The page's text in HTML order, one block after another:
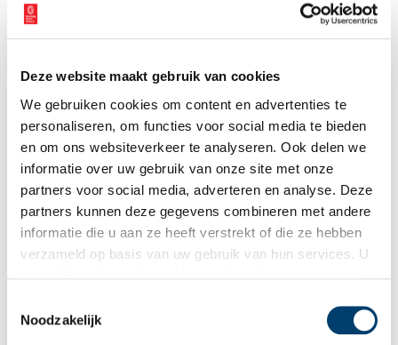
Deze website maakt gebruik van cookies
We gebruiken cookies om content en advertenties te
personaliseren, om functies voor social media te bieden
en om ons websiteverkeer te analyseren. Ook delen we
informatie over uw gebruik van onze site met onze
partners voor social media, adverteren en analyse. Deze
partners kunnen deze gegevens combineren met andere
informatie die u aan ze heeft verstrekt of die ze hebben
verzameld op basis van uw gebruik van hun services. U
Noodzakelijk
waarvan de vraag is of ze werkelijk in Egmond geleefd hebben of
dat ze in de verbeelding van de schilders ontsproten zijn. Het
Schilderijen van de Egmondse School hangen in musea over de
hele wereld, maar in de Museumhoeve kost het de bezoeker
weinig moeite het boerenleven van weleer erbij te fantaseren.